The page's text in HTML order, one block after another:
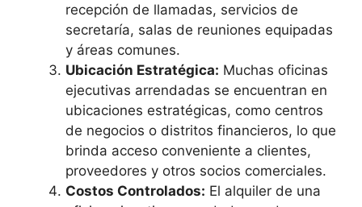
recepción de llamadas, servicios de
secretaría, salas de reuniones equipadas
y áreas comunes.
Ubicación Estratégica: Muchas oficinas
ejecutivas arrendadas se encuentran en
ubicaciones estratégicas, como centros
de negocios o distritos financieros, lo que
brinda acceso conveniente a clientes,
proveedores y otros socios comerciales.
Costos Controlados: El alquiler de una